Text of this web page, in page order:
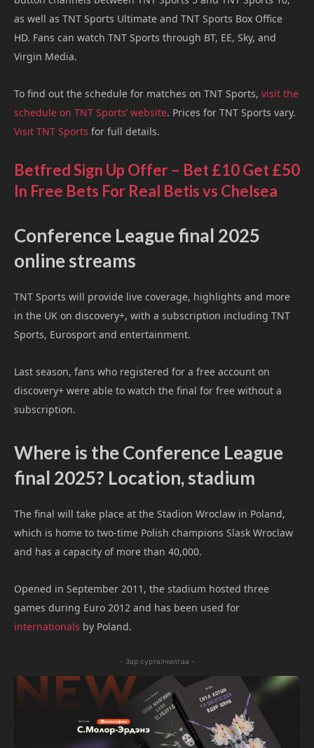
as well as TNT Sports Ultimate and TNT Sports Box Office
HD. Fans can watch TNT Sports through BT, EE, Sky, and
Virgin Media.
To find out the schedule for matches on TNT Sports, visit the
schedule on TNT Sports’ website. Prices for TNT Sports vary.
Visit TNT Sports for full details.
Betfred Sign Up Offer – Bet £10 Get £50
In Free Bets For Real Betis vs Chelsea
Conference League final 2025
online streams
TNT Sports will provide live coverage, highlights and more
in the UK on discovery+, with a subscription including TNT
Sports, Eurosport and entertainment.
Last season, fans who registered for a free account on
discovery+ were able to watch the final for free without a
subscription.
Where is the Conference League
final 2025? Location, stadium
The final will take place at the Stadion Wroclaw in Poland,
which is home to two-time Polish champions Slask Wroclaw
and has a capacity of more than 40,000.
Opened in September 2011, the stadium hosted three
games during Euro 2012 and has been used for
internationals by Poland.
- Зар сурталчилгаа -